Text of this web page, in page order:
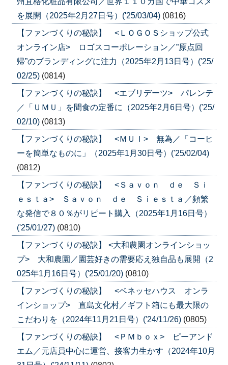
を展開（2025年2月27日号）('25/03/04) (0816)
【ファンづくりの秘訣】 <ＬＯＧＯＳショップ公式
オンライン店> ロゴスコーポレーション／”原点回
帰”のブランディングに注力（2025年2月13日号）('25/
02/25) (0814)
【ファンづくりの秘訣】 <エブリデーツ> パレンテ
／「ＵＭＵ」を間食の定番に（2025年2月6日号）('25/
02/10) (0813)
【ファンづくりの秘訣】 <ＭＵＩ> 無為／「コーヒ
ーを簡単なものに」（2025年1月30日号）('25/02/04)
(0812)
【ファンづくりの秘訣】 <Ｓａｖｏｎ ｄｅ Ｓｉ
ｅｓｔａ> Ｓａｖｏｎ ｄｅ Ｓｉｅｓｔａ／頻繁
な発信で８０％がリピート購入（2025年1月16日号）
('25/01/27) (0810)
【ファンづくりの秘訣】 <大和農園オンラインショッ
プ> 大和農園／園芸好きの需要応え独自品も展開（2
025年1月16日号）('25/01/20) (0810)
【ファンづくりの秘訣】 <ベネッセハウス オンラ
インショップ> 直島文化村／ギフト箱にも最大限の
こだわりを（2024年11月21日号）('24/11/26) (0805)
【ファンづくりの秘訣】 <ＰＭｂｏｘ> ピーアンド
エム／元店員中心に運営、接客力生かす（2024年10月